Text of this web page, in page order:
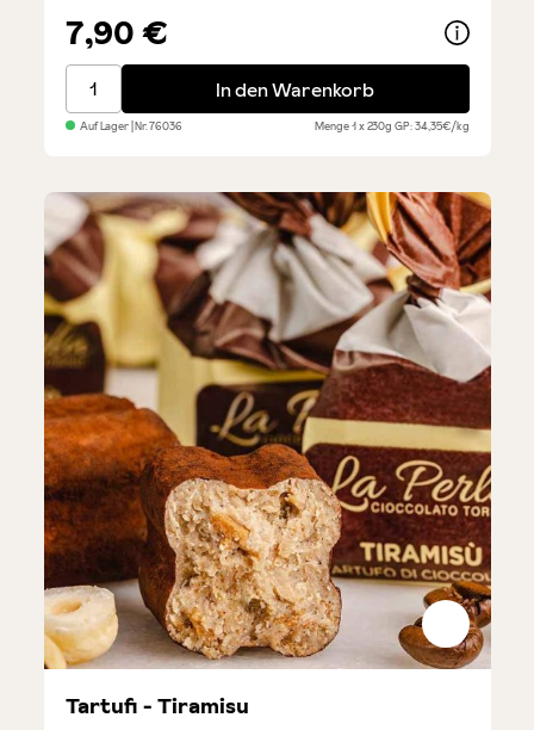
7,90 €
Amarenakirschen - in SirupIn den Warenkorb
Auf Lager| Nr.76036 Menge1 x 230gGP: 34,35€/kg
Tartufi - Tiramisu